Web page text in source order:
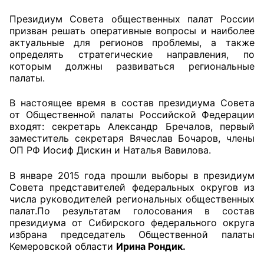
исполнительной власти
Общественные советы по проведению
независимой оценки качества условий
оказания услуг
О Палате
Структура Палаты
Комиссии
Экспертный совет ОП КО
Совет ОП КО
Общественный штаб
Члены ОП КО
Президиум Совета общественных палат России
призван решать оперативные вопросы и наиболее
актуальные для регионов проблемы, а также
определять стратегические направления, по
которым должны развиваться региональные
палаты.
В настоящее время в состав президиума Совета
от Общественной палаты Российской Федерации
входят: секретарь Александр Бречалов, первый
заместитель секретаря Вячеслав Бочаров, члены
ОП РФ Иосиф Дискин и Наталья Вавилова.
В январе 2015 года прошли выборы в президиум
Совета представителей федеральных округов из
числа руководителей региональных общественных
палат.По результатам голосования в состав
президиума от Сибирского федерального округа
избрана председатель Общественной палаты
Кемеровской области Ирина Рондик.